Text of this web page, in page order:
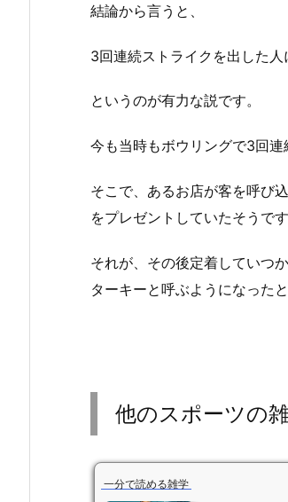
結論から言うと、
3回連続ストライクを出した
というのが有力な説です。
今も当時もボウリングで3回連
そこで、あるお店が客を呼び
をプレゼントしていたそうです
それが、その後定着していつ
ターキーと呼ぶようになった
他のスポーツの
一分で読める雑学